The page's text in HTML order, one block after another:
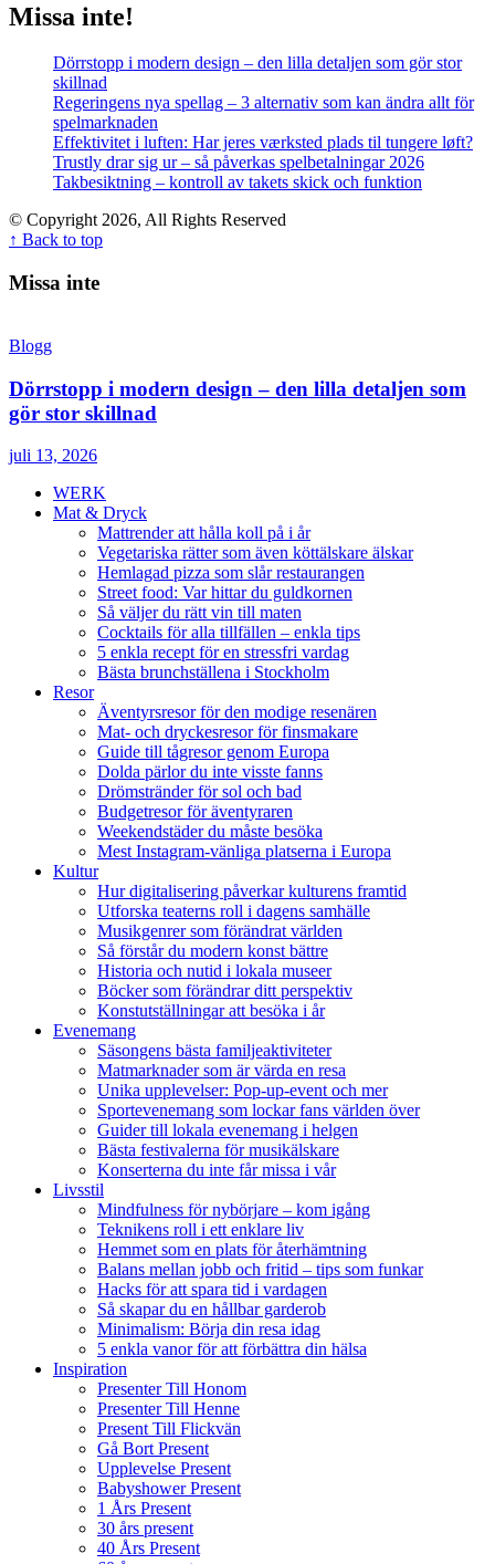
Missa inte!
Dörrstopp i modern design – den lilla detaljen som gör stor
skillnad
Regeringens nya spellag – 3 alternativ som kan ändra allt för
spelmarknaden
Effektivitet i luften: Har jeres værksted plads til tungere løft?
Trustly drar sig ur – så påverkas spelbetalningar 2026
Takbesiktning – kontroll av takets skick och funktion
© Copyright 2026, All Rights Reserved
↑ Back to top
Missa inte
Blogg
Dörrstopp i modern design – den lilla detaljen som
gör stor skillnad
juli 13, 2026
WERK
Mat & Dryck
Mattrender att hålla koll på i år
Vegetariska rätter som även köttälskare älskar
Hemlagad pizza som slår restaurangen
Street food: Var hittar du guldkornen
Så väljer du rätt vin till maten
Cocktails för alla tillfällen – enkla tips
5 enkla recept för en stressfri vardag
Bästa brunchställena i Stockholm
Resor
Äventyrsresor för den modige resenären
Mat- och dryckesresor för finsmakare
Guide till tågresor genom Europa
Dolda pärlor du inte visste fanns
Drömstränder för sol och bad
Budgetresor för äventyraren
Weekendstäder du måste besöka
Mest Instagram-vänliga platserna i Europa
Kultur
Hur digitalisering påverkar kulturens framtid
Utforska teaterns roll i dagens samhälle
Musikgenrer som förändrat världen
Så förstår du modern konst bättre
Historia och nutid i lokala museer
Böcker som förändrar ditt perspektiv
Konstutställningar att besöka i år
Evenemang
Säsongens bästa familjeaktiviteter
Matmarknader som är värda en resa
Unika upplevelser: Pop-up-event och mer
Sportevenemang som lockar fans världen över
Guider till lokala evenemang i helgen
Bästa festivalerna för musikälskare
Konserterna du inte får missa i vår
Livsstil
Mindfulness för nybörjare – kom igång
Teknikens roll i ett enklare liv
Hemmet som en plats för återhämtning
Balans mellan jobb och fritid – tips som funkar
Hacks för att spara tid i vardagen
Så skapar du en hållbar garderob
Minimalism: Börja din resa idag
5 enkla vanor för att förbättra din hälsa
Inspiration
Presenter Till Honom
Presenter Till Henne
Present Till Flickvän
Gå Bort Present
Upplevelse Present
Babyshower Present
1 Års Present
30 års present
40 Års Present